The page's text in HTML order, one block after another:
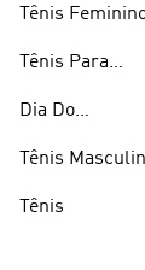
Tênis
Tênis Para
Dia Do
Tênis
Tênis